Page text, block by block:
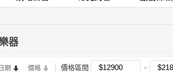
器
期 價格 價格區間